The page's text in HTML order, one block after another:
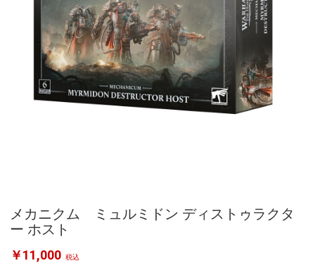
メカニクム ミュルミドン ディストゥラクタ
ー ホスト
￥11,000 税込